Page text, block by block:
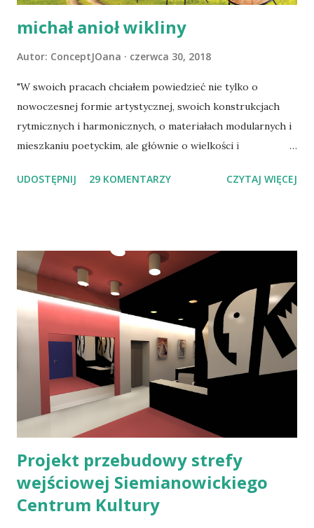
zawieszone...
michał anioł wikliny
Autor: ConceptJOana czerwca 30, 2018
"W swoich pracach chciałem powiedzieć nie tylko o
nowoczesnej formie artystycznej, swoich konstrukcjach
rytmicznych i harmonicznych, o materiałach modularnych i
mieszkaniu poetyckim, ale głównie o wielkości i
posłannictwie sztuki w życiu człowieka – rozwijaniu sfery
historii i strojeńce polskie, wzniósł wikliniarstwo z pozycji
popularnego rzemiosła do rangi elitarnej sztuki. Jego
dzieła w Moskwie nazwano „splotem duszy słowiańskiej”, a
w Genewie – „osiągnięciem w skali światowej”, zaś – na
gruncie polskim – prof. Wojciech Jastrzębowski nazwał
artystę „Michałem Aniołem Wikliny” (Olejarczyk 1996: 4). Za
swoje prace otrzymał złoty medal w 1937 roku podczas
Wystawy Światowej w Paryżu. Największy zbiór jego prac
prezentowany jest w XIX - wiecznym Dworku Machnickich
w Olku...
UDOSTĘPNIJ 29 KOMENTARZY CZYTAJ WIĘCEJ
Projekt przebudowy strefy
wejściowej Siemianowickiego
Centrum Kultury